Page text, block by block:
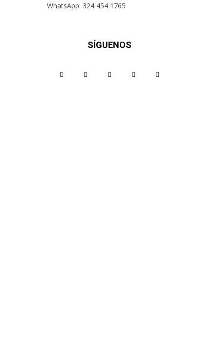
WhatsApp: 324 454 1765
SÍGUENOS